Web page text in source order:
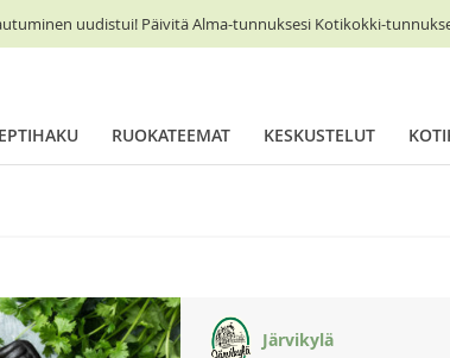
uudistui! Päivitä Alma-tunnuksesi Kotikokki-
RUOKATEEMAT KESKUSTELUT
Järvikylä